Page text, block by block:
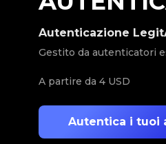
Autentica i tuoi
Autenticazione
Gestito da autenticatori
A partire da 4 USD